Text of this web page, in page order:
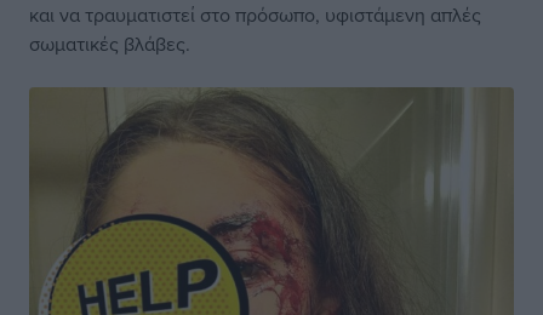
και να τραυματιστεί στο πρόσωπο, υφιστάμενη απλές
σωματικές βλάβες.